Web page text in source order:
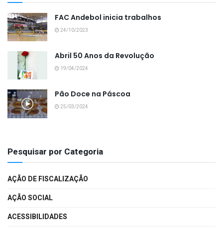
FAC Andebol inicia trabalhos
24/10/2023
Abril 50 Anos da Revolução
19/04/2024
Pão Doce na Páscoa
25/03/2024
Pesquisar por Categoria
AÇÃO DE FISCALIZAÇÃO
AÇÃO SOCIAL
ACESSIBILIDADES